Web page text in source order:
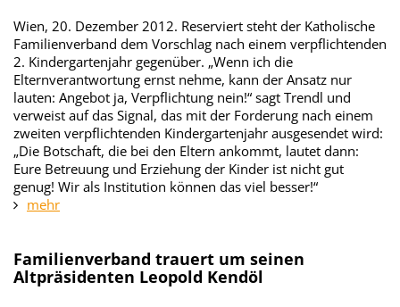
Wien, 20. Dezember 2012. Reserviert steht der Katholische
Familienverband dem Vorschlag nach einem verpflichtenden
2. Kindergartenjahr gegenüber. „Wenn ich die
Elternverantwortung ernst nehme, kann der Ansatz nur
lauten: Angebot ja, Verpflichtung nein!“ sagt Trendl und
verweist auf das Signal, das mit der Forderung nach einem
zweiten verpflichtenden Kindergartenjahr ausgesendet wird:
„Die Botschaft, die bei den Eltern ankommt, lautet dann:
Eure Betreuung und Erziehung der Kinder ist nicht gut
genug! Wir als Institution können das viel besser!“
mehr
Familienverband trauert um seinen
Altpräsidenten Leopold Kendöl